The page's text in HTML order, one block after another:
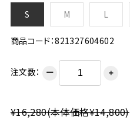
S
M L
商品コード：821327604602
注文数： ー ＋
¥16,280(本体価格¥14,800)